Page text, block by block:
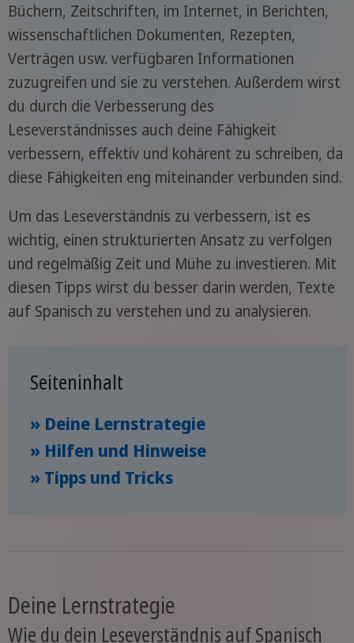
Büchern, Zeitschriften, im Internet, in Berichten,
wissenschaftlichen Dokumenten, Rezepten,
Verträgen usw. verfügbaren Informationen
zuzugreifen und sie zu verstehen. Außerdem wirst
du durch die Verbesserung des
Leseverständnisses auch deine Fähigkeit
verbessern, effektiv und kohärent zu schreiben, da
diese Fähigkeiten eng miteinander verbunden sind.
Um das Leseverständnis zu verbessern, ist es
wichtig, einen strukturierten Ansatz zu verfolgen
und regelmäßig Zeit und Mühe zu investieren. Mit
diesen Tipps wirst du besser darin werden, Texte
auf Spanisch zu verstehen und zu analysieren.
Seiteninhalt
» Deine Lernstrategie
» Hilfen und Hinweise
» Tipps und Tricks
Deine Lernstrategie
Wie du dein Leseverständnis auf Spanisch